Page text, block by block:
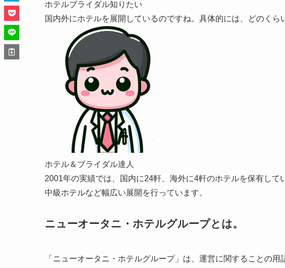
ホテルブライダル知りたい
国内外にホテルを展開しているのですね。具体的には、どのくら
ホテル＆ブライダル達人
2001年の実績では、国内に24軒、海外に4軒のホテルを保有して
中級ホテルなど幅広い展開を行っています。
ニューオータニ・ホテルグループとは。
「ニューオータニ・ホテルグループ」は、運営に関することの